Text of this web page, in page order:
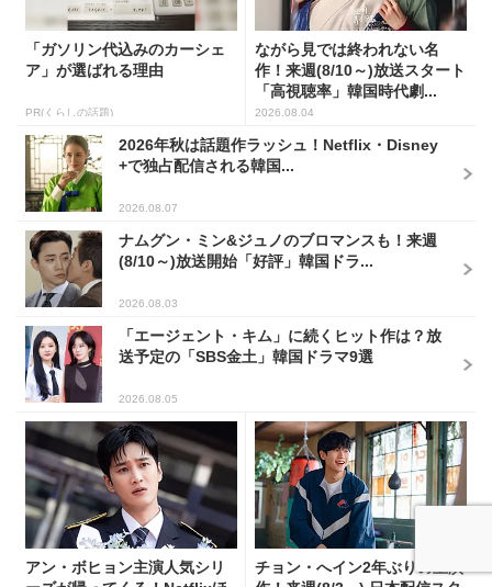
「ガソリン代込みのカーシェ
ア」が選ばれる理由
PR(くらしの話題)
ながら見では終われない名
作！来週(8/10～)放送スタート
「高視聴率」韓国時代劇...
2026.08.04
2026年秋は話題作ラッシュ！Netflix・Disney
+で独占配信される韓国...
2026.08.07
ナムグン・ミン&ジュノのブロマンスも！来週
(8/10～)放送開始「好評」韓国ドラ...
2026.08.03
「エージェント・キム」に続くヒット作は？放
送予定の「SBS金土」韓国ドラマ9選
2026.08.05
アン・ボヒョン主演人気シリ
チョン・へイン2年ぶりの主演